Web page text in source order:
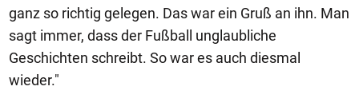
ganz so richtig gelegen. Das war ein Gruß an ihn. Man
sagt immer, dass der Fußball unglaubliche
Geschichten schreibt. So war es auch diesmal
wieder."